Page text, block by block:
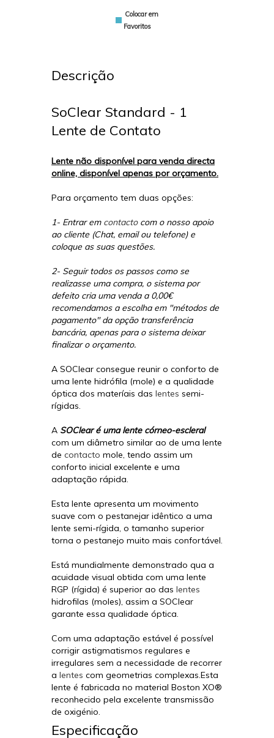
Colocar em
Favoritos
Descrição
SoClear Standard - 1
Lente de Contato
Lente não disponível para venda directa
online, disponível apenas por orçamento.
Para orçamento tem duas opções:
1- Entrar em contactocom o nosso apoio
ao cliente (Chat, email ou telefone) e
coloque as suas questões.
2- Seguir todos os passos como se
realizasse uma compra, o sistema por
defeito cria uma venda a 0,00€
recomendamos a escolha em "métodos de
pagamento" da opção transferência
bancária, apenas para o sistema deixar
finalizar o orçamento.
A SOClear consegue reunir o conforto de
uma lente hidrófila (mole) e a qualidade
óptica dos materíais das lentes semi-
rígidas.
A SOClear é uma lente córneo-escleral
com um diâmetro similar ao de uma lente
de contacto mole, tendo assim um
conforto inicial excelente e uma
adaptação rápida.
Esta lente apresenta um movimento
suave com o pestanejar idêntico a uma
lente semi-rígida, o tamanho superior
torna o pestanejo muito mais confortável.
Está mundialmente demonstrado qua a
acuidade visual obtida com uma lente
RGP (rígida) é superior ao das lentes
hidrofilas (moles), assim a SOClear
garante essa qualidade óptica.
Com uma adaptação estável é possível
corrigir astigmatismos regulares e
irregulares sem a necessidade de recorrer
a lentes com geometrias complexas.Esta
lente é fabricada no material Boston XO®
reconhecido pela excelente transmissão
de oxigénio.
Especificação